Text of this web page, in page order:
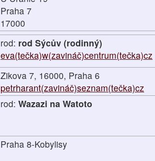
Praha 7
17000
rod: rod Sýcův (rodinný)
eva(tečka)w(zavináč)centrum(tečka)cz
Zikova 7, 16000, Praha 6
petrharant(zavináč)seznam(tečka)cz
rod: Wazazi na Watoto
Praha 8-Kobylisy